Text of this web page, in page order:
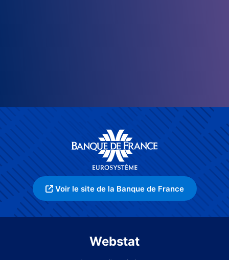
Voir le site de la Banque de France
Webstat